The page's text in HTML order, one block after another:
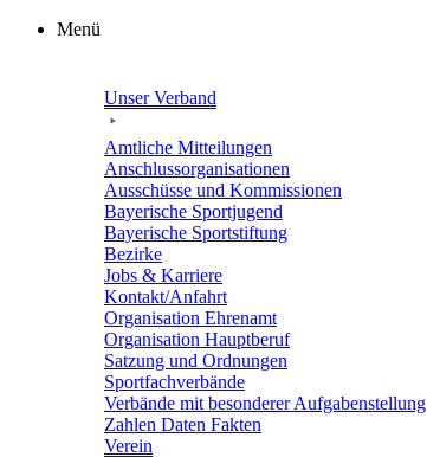
Zum
Menü
Unser Verband
Amtli­che Mitteilungen
Anschluss­or­ga­ni­sa­tio­nen
Ausschüsse und Kommissionen
Baye­ri­sche Sportjugend
Baye­ri­sche Sportstiftung
Bezirke
Jobs & Karriere
Kontakt/​​Anfahrt
Orga­ni­sa­tion Ehrenamt
Orga­ni­sa­tion Hauptberuf
Satzung und Ordnungen
Sport­fach­ver­bände
Verbände mit beson­de­rer Aufgabenstellung
Zahlen Daten Fakten
Verein